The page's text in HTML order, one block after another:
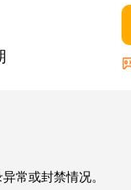
常或封禁情况。